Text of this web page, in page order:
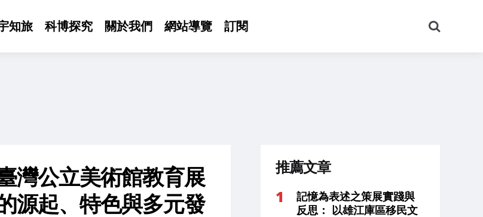
知旅 科博探究 關於我們 網站導覽 訂閱
尋
灣公立美術館教育展
源起、特色與多元發
推薦文章
記憶為表述之策展實踐與
反思： 以雄江庫區移民文